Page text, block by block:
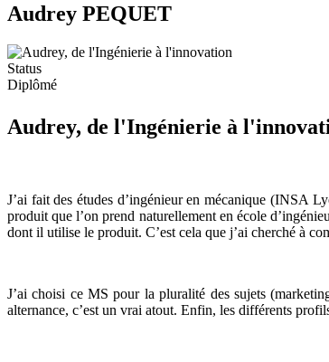
Audrey PEQUET
Status
Diplômé
Audrey, de l'Ingénierie à
J’ai fait des études d’ingénieur en mécanique (INSA
produit que l’on prend naturellement en école
dont il utilise le produit. C’est cela que j’ai cherché à
J’ai choisi ce MS pour la pluralité des sujets
alternance, c’est un vrai atout. Enfin, les différents